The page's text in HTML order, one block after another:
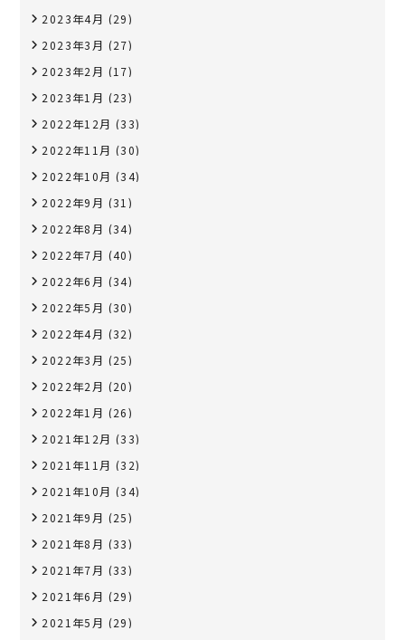
2023年4月 (29)
2023年3月 (27)
2023年2月 (17)
2023年1月 (23)
2022年12月 (33)
2022年11月 (30)
2022年10月 (34)
2022年9月 (31)
2022年8月 (34)
2022年7月 (40)
2022年6月 (34)
2022年5月 (30)
2022年4月 (32)
2022年3月 (25)
2022年2月 (20)
2022年1月 (26)
2021年12月 (33)
2021年11月 (32)
2021年10月 (34)
2021年9月 (25)
2021年8月 (33)
2021年7月 (33)
2021年6月 (29)
2021年5月 (29)